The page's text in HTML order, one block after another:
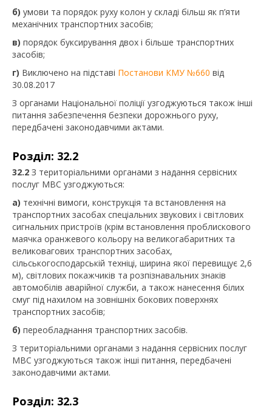
б) умови та порядок руху колон у складі більш як п’яти
механічних транспортних засобів;
в) порядок буксирування двох і більше транспортних
засобів;
г) Виключено на підставі Постанови КМУ №660 від
30.08.2017
З органами Національної поліції узгоджуються також інші
питання забезпечення безпеки дорожнього руху,
передбачені законодавчими актами.
Розділ: 32.2
32.2 З територіальними органами з надання сервісних
послуг МВС узгоджуються:
а) технічні вимоги, конструкція та встановлення на
транспортних засобах спеціальних звукових і світлових
сигнальних пристроїв (крім встановлення проблискового
маячка оранжевого кольору на великогабаритних та
великовагових транспортних засобах,
сільськогосподарській техніці, ширина якої перевищує 2,6
м), світлових покажчиків та розпізнавальних знаків
автомобілів аварійної служби, а також нанесення білих
смуг під нахилом на зовнішніх бокових поверхнях
транспортних засобів;
б) переобладнання транспортних засобів.
З територіальними органами з надання сервісних послуг
МВС узгоджуються також інші питання, передбачені
законодавчими актами.
Розділ: 32.3